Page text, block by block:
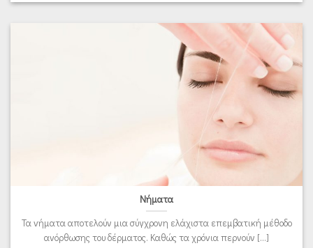
Νήματα
Τα νήματα αποτελούν μια σύγχρονη ελάχιστα επεμβατική μέθοδο
ανόρθωσης του δέρματος. Καθώς τα χρόνια περνούν [...]